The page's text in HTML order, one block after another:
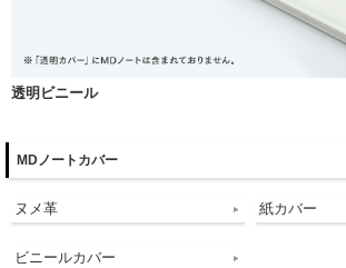
透明ビニール
MDノートカバー
ヌメ革
ビニールカバー
紙カバー